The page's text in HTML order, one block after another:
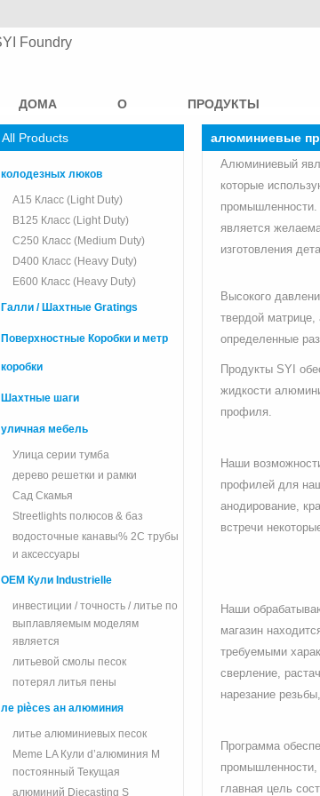
ДОМА О ПРОДУКТЫ
алюминиевые
Алюминиевый
которые
промышленности.
является
изготовления
Высокого
твердой
определенные
Продукты SYI
жидкости
профиля.
Наши
профилей для
анодирование,
встречи
Наши
магазин
требуемыми
сверление,
нарезание
Программа
промышленности,
главная цель
All Products
колодезных люков
A15 Класс (Light Duty)
B125 Класс (Light Duty)
C250 Класс (Medium Duty)
D400 Класс (Heavy Duty)
E600 Класс (Heavy Duty)
Галли / Шахтные Gratings
Поверхностные Коробки и метр
коробки
Шахтные шаги
уличная мебель
Улица серии тумба
дерево решетки и рамки
Сад Скамья
Streetlights полюсов & баз
водосточные канавы% 2C трубы
и аксессуары
OEM Кули Industrielle
инвестиции / точность / литье по
выплавляемым моделям
является
литьевой смолы песок
потерял литья пены
ле pièces ан алюминия
литье алюминиевых песок
Meme LA Кули d’алюминия M
постоянный Текущая
алюминий Diecasting S